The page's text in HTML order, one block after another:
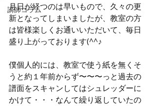
講師コラム
月日が経つのは早いもので、久々の更
新となってしまいましたが、教室の方
は皆様楽しくお通いいただいて、毎日
盛り上がっております(^^♪
僕個人的には、教室で使う紙を無くそ
うと約１年前からず〜〜〜っと過去の
譜面をスキャンしてはシュレッダーに
かけて・・・なんて繰り返していたの